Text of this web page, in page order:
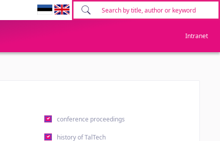
Intranet
conference proceedings
history of TalTech